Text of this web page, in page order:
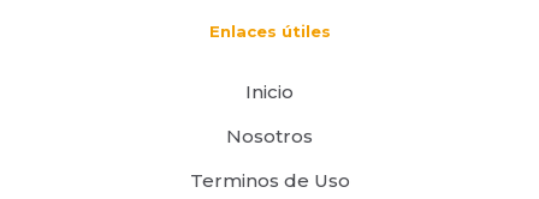
Enlaces útiles
Inicio
Nosotros
Terminos de Uso